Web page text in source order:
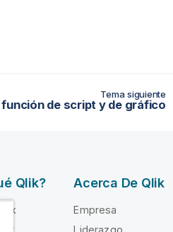
Tema siguiente
función de script y de gráfico
Qlik?
y
Acerca De Qlik
Empresa
Liderazgo